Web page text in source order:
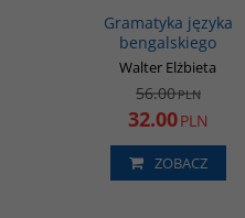
Gramatyka języka
bengalskiego
Walter Elżbieta
56.00PLN
32.00PLN
ZOBACZ